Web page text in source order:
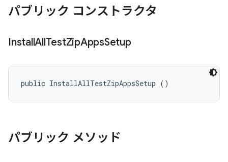
パブリック コンストラクタ
InstallAllTestZipAppsSetup
public InstallAllTestZipAppsSetup ()
パブリック メソッド